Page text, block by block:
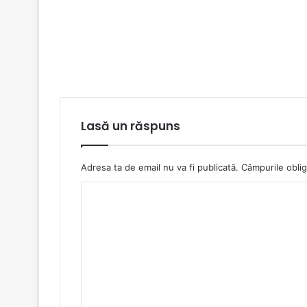
Lasă un răspuns
Adresa ta de email nu va fi publicată. Câmpurile